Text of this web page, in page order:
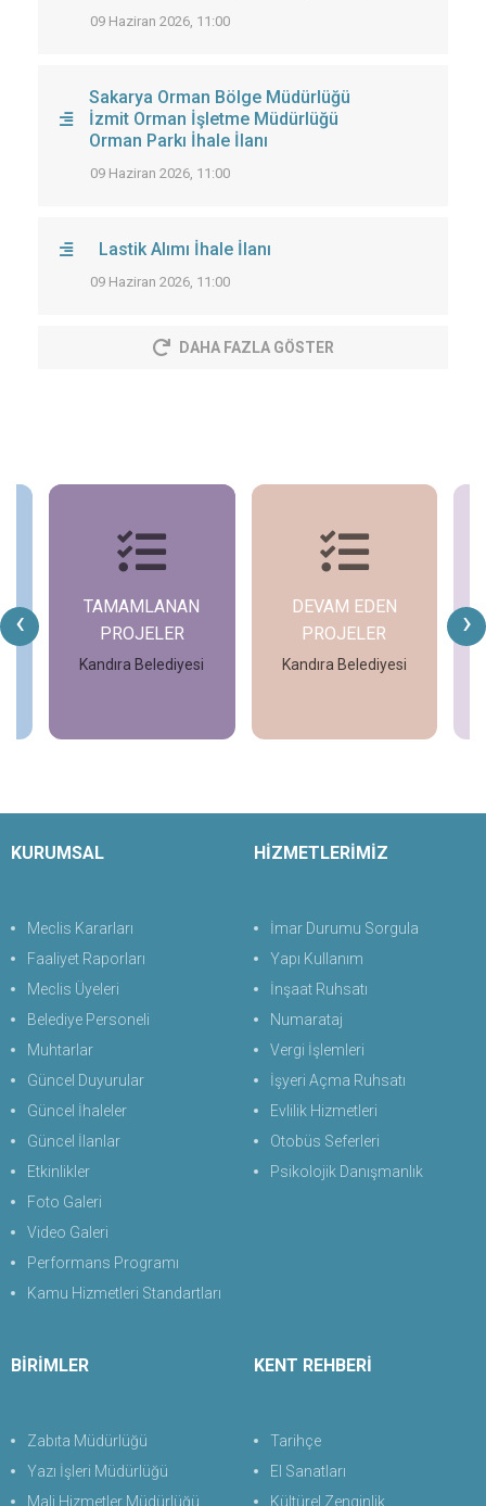
09 Haziran 2026, 11:00
Sakarya Orman Bölge Müdürlüğü
İzmit Orman İşletme Müdürlüğü
Orman Parkı İhale İlanı
09 Haziran 2026, 11:00
Lastik Alımı İhale İlanı
09 Haziran 2026, 11:00
DAHA FAZLA GÖSTER
‹ ›
TAMAMLANAN
PROJELER
Kandıra Belediyesi
DEVAM EDEN
PROJELER
Kandıra Belediyesi
KURUMSAL
Meclis Kararları
Faaliyet Raporları
Meclis Üyeleri
Belediye Personeli
Muhtarlar
Güncel Duyurular
Güncel İhaleler
Güncel İlanlar
Etkinlikler
Foto Galeri
Video Galeri
Performans Programı
Kamu Hizmetleri Standartları
HİZMETLERİMİZ
İmar Durumu Sorgula
Yapı Kullanım
İnşaat Ruhsatı
Numarataj
Vergi İşlemleri
İşyeri Açma Ruhsatı
Evlilik Hizmetleri
Otobüs Seferleri
Psikolojik Danışmanlık
BİRİMLER
Zabıta Müdürlüğü
Yazı İşleri Müdürlüğü
Mali Hizmetler Müdürlüğü
KENT REHBERİ
Tarihçe
El Sanatları
Kültürel Zenginlik